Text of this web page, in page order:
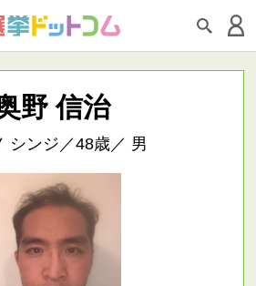
野 信治
シンジ／48歳／ 男